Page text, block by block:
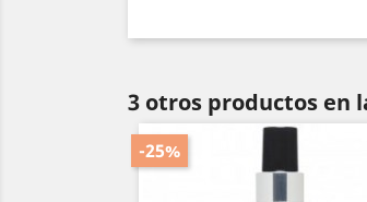
3 otros productos en
-25%